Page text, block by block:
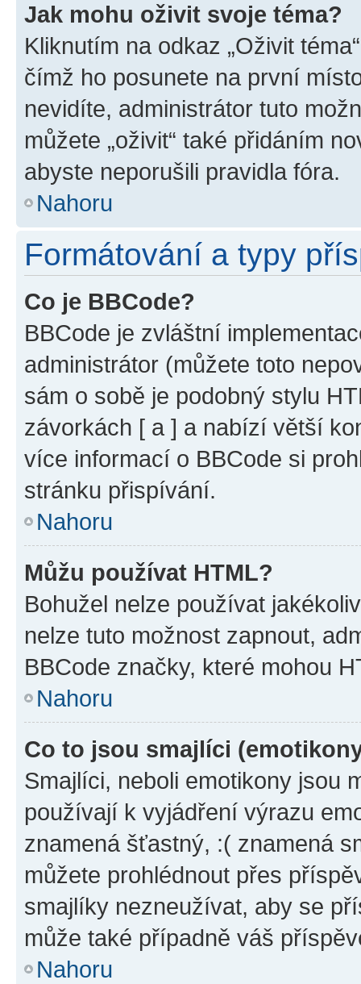
Jak mohu oživit svoje téma?
Kliknutím na odkaz „Oživit
čímž ho posunete na první
nevidíte, administrátor tuto
můžete „oživit“ také přidáním
abyste neporušili pravidla fóra.
Nahoru
Formátování a typy
Co je BBCode?
BBCode je zvláštní
administrátor (můžete toto
sám o sobě je podobný stylu
závorkách [ a ] a nabízí větší
více informací o BBCode si
stránku přispívání.
Nahoru
Můžu používat HTML?
Bohužel nelze používat
nelze tuto možnost zapnout,
BBCode značky, které mohou
Nahoru
Co to jsou smajlíci
Smajlíci, neboli emotikony jsou
používají k vyjádření výrazu
znamená šťastný, :( znamená
můžete prohlédnout přes
smajlíky nezneužívat, aby se
může také případně váš
Nahoru